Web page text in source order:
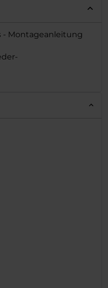
+ hoher Sitzkomfort
problemloser
- Montageanleitung